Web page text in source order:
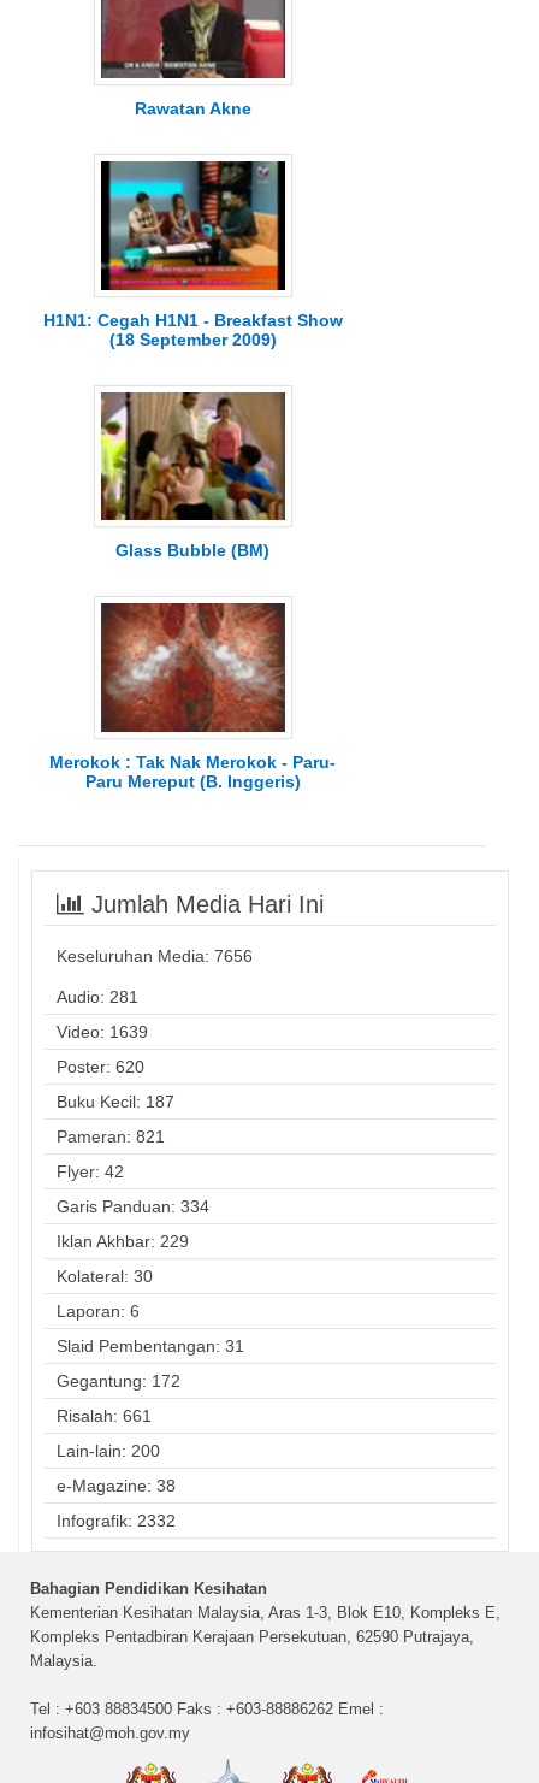
Rawatan Akne
H1N1: Cegah H1N1 - Breakfast Show
(18 September 2009)
Glass Bubble (BM)
Merokok : Tak Nak Merokok - Paru-
Paru Mereput (B. Inggeris)
Jumlah Media Hari Ini
Keseluruhan Media: 7656
Audio: 281
Video: 1639
Poster: 620
Buku Kecil: 187
Pameran: 821
Flyer: 42
Garis Panduan: 334
Iklan Akhbar: 229
Kolateral: 30
Laporan: 6
Slaid Pembentangan: 31
Gegantung: 172
Risalah: 661
Lain-lain: 200
e-Magazine: 38
Infografik: 2332
Bahagian Pendidikan Kesihatan
Kementerian Kesihatan Malaysia, Aras 1-3, Blok E10, Kompleks E,
Kompleks Pentadbiran Kerajaan Persekutuan, 62590 Putrajaya,
Malaysia.
Tel : +603 88834500 Faks : +603-88886262 Emel :
infosihat@moh.gov.my